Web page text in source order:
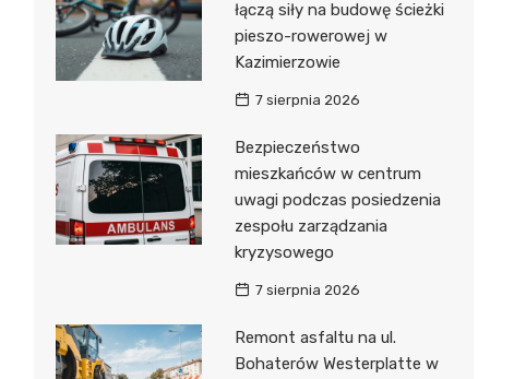
łączą siły na budowę ścieżki
pieszo-rowerowej w
Kazimierzowie
7 sierpnia 2026
Bezpieczeństwo
mieszkańców w centrum
uwagi podczas posiedzenia
zespołu zarządzania
kryzysowego
7 sierpnia 2026
Remont asfaltu na ul.
Bohaterów Westerplatte w